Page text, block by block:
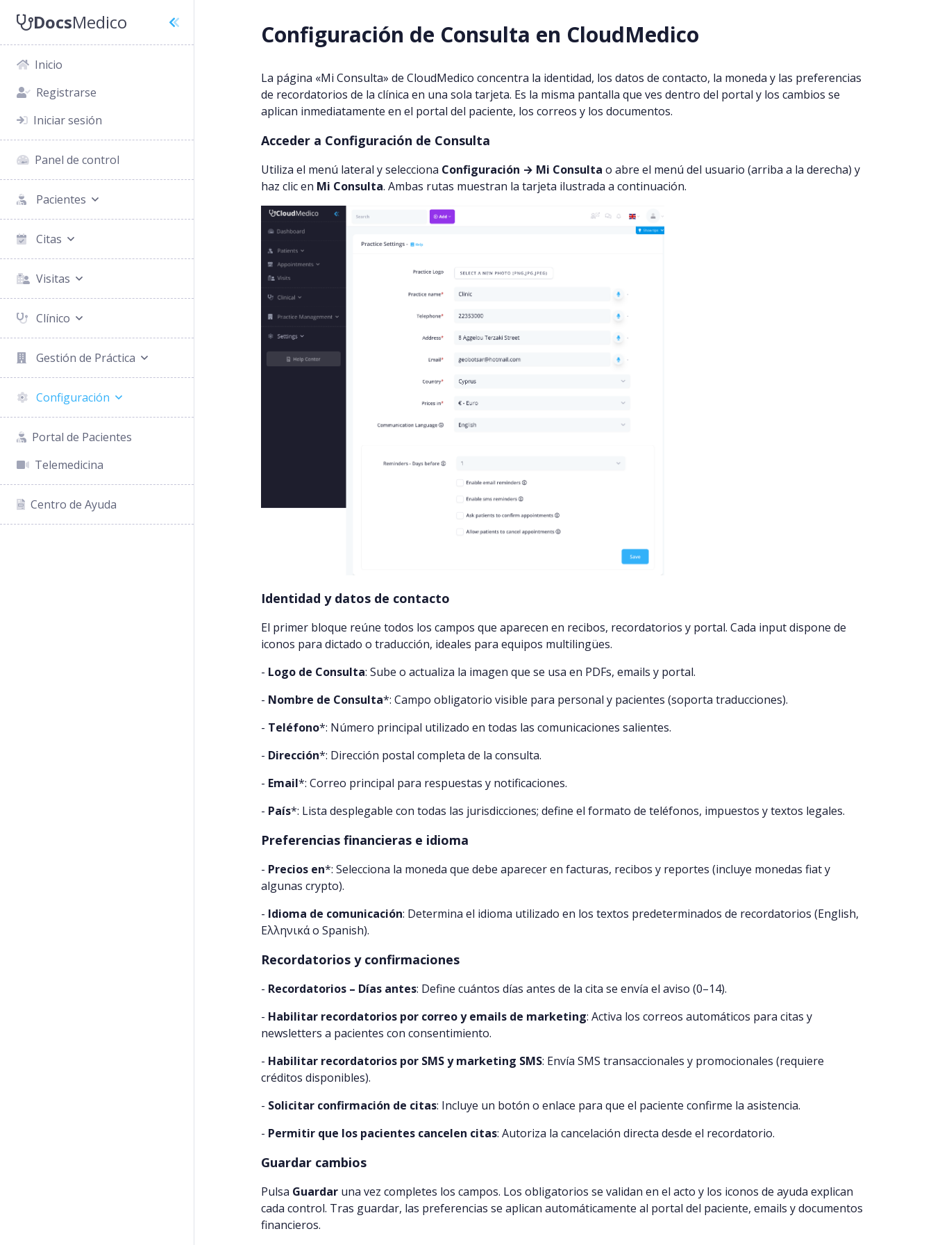
DocsMedico
Inicio
Registrarse
Iniciar sesión
Panel de control
Pacientes
Citas
Visitas
Clínico
Gestión de Práctica
Configuración
Portal de Pacientes
Telemedicina
Centro de Ayuda
Configuración de Consulta en CloudMedico
La página «Mi Consulta» de CloudMedico concentra la identidad, los datos de contacto, la moneda y las preferencias
de recordatorios de la clínica en una sola tarjeta. Es la misma pantalla que ves dentro del portal y los cambios se
aplican inmediatamente en el portal del paciente, los correos y los documentos.
Acceder a Configuración de Consulta
Utiliza el menú lateral y selecciona Configuración → Mi Consulta o abre el menú del usuario (arriba a la derecha) y
haz clic en Mi Consulta. Ambas rutas muestran la tarjeta ilustrada a continuación.
Identidad y datos de contacto
El primer bloque reúne todos los campos que aparecen en recibos, recordatorios y portal. Cada input dispone de
iconos para dictado o traducción, ideales para equipos multilingües.
- Logo de Consulta: Sube o actualiza la imagen que se usa en PDFs, emails y portal.
- Nombre de Consulta*: Campo obligatorio visible para personal y pacientes (soporta traducciones).
- Teléfono*: Número principal utilizado en todas las comunicaciones salientes.
- Dirección*: Dirección postal completa de la consulta.
- Email*: Correo principal para respuestas y notificaciones.
- País*: Lista desplegable con todas las jurisdicciones; define el formato de teléfonos, impuestos y textos legales.
Preferencias financieras e idioma
- Precios en*: Selecciona la moneda que debe aparecer en facturas, recibos y reportes (incluye monedas fiat y
algunas crypto).
- Idioma de comunicación: Determina el idioma utilizado en los textos predeterminados de recordatorios (English,
Ελληνικά o Spanish).
Recordatorios y confirmaciones
- Recordatorios – Días antes: Define cuántos días antes de la cita se envía el aviso (0–14).
- Habilitar recordatorios por correo y emails de marketing: Activa los correos automáticos para citas y
newsletters a pacientes con consentimiento.
- Habilitar recordatorios por SMS y marketing SMS: Envía SMS transaccionales y promocionales (requiere
créditos disponibles).
- Solicitar confirmación de citas: Incluye un botón o enlace para que el paciente confirme la asistencia.
- Permitir que los pacientes cancelen citas: Autoriza la cancelación directa desde el recordatorio.
Guardar cambios
Pulsa Guardar una vez completes los campos. Los obligatorios se validan en el acto y los iconos de ayuda explican
cada control. Tras guardar, las preferencias se aplican automáticamente al portal del paciente, emails y documentos
financieros.